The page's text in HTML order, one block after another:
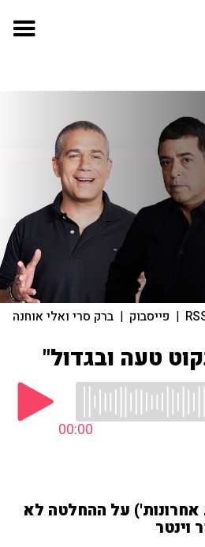
| פייסבוק | ברק סרי ואלי אוחנה
טעה ובגדול"
00:00
אחרונות') על ההחלטה לא